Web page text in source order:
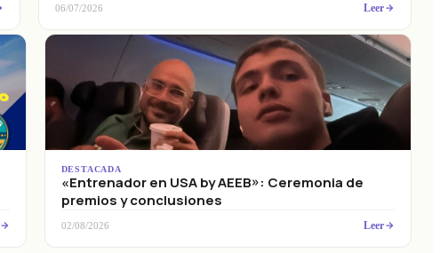
06/07/2026 Leer
DESTACADA
«Entrenador en USA by AEEB»: Ceremonia de
premios y conclusiones
02/08/2026 Leer